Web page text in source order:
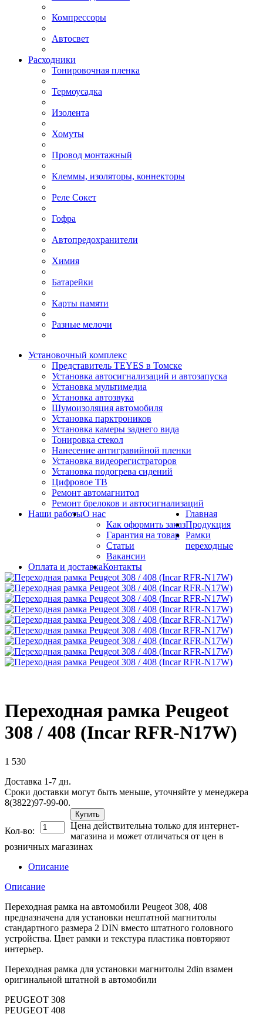
Компрессоры
Автосвет
Расходники
Тонировочная пленка
Термоусадка
Изолента
Хомуты
Провод монтажный
Клеммы, изоляторы, коннекторы
Реле Сокет
Гофра
Автопредохранители
Химия
Батарейки
Карты памяти
Разные мелочи
Установочный комплекс
Представитель TEYES в Томске
Установка автосигнализаций и автозапуска
Установка мультимедиа
Установка автозвука
Шумоизоляция автомобиля
Установка парктроников
Установка камеры заднего вида
Тонировка стекол
Нанесение антигравийной пленки
Установка видеорегистраторов
Установка подогрева сидений
Цифровое ТВ
Ремонт автомагнитол
Ремонт брелоков и автосигнализаций
Наши работыО нас
Как оформить заказ
Гарантия на товар
Статьи
Вакансии
Оплата и доставкаКонтакты
Главная
Продукция
Рамки
переходные
Переходная рамка Peugeot
308 / 408 (Incar RFR-N17W)
1 530
Доставка 1-7 дн.
Сроки доставки могут быть меньше, уточняйте у менеджера
8(3822)97-99-00.
Кол-во:
Купить
Цена действительна только для интернет-
магазина и может отличаться от цен в
розничных магазинах
Описание
Описание
Переходная рамка на автомобили Peugeot 308, 408
предназначена для установки нештатной магнитолы
стандартного размера 2 DIN вместо штатного головного
устройства. Цвет рамки и текстура пластика повторяют
интерьер.
Переходная рамка для установки магнитолы 2din взамен
оригинальной штатной в автомобили
PEUGEOT 308
PEUGEOT 408